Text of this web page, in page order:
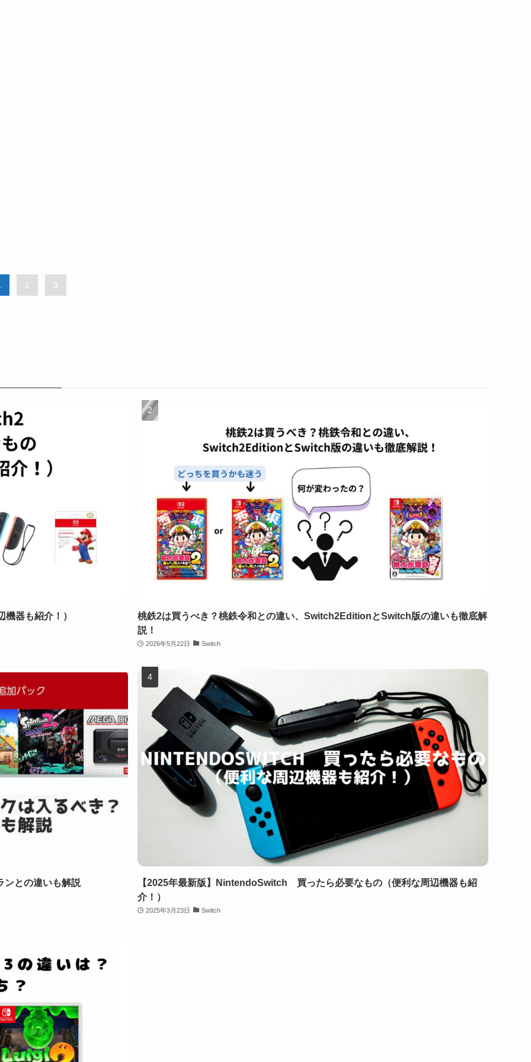
2 3
器も紹介！）
桃鉄2は買うべき？桃鉄令和との違い、Switch2EditionとSwitch版の違いも徹底解
説！
2026年5月22日 Switch
ンとの違いも解説
【2025年最新版】NintendoSwitch 買ったら必要なもの（便利な周辺機器も紹
介！）
2025年3月23日 Switch